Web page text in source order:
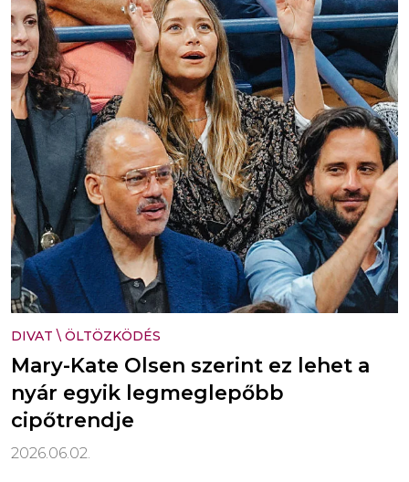
DIVAT \ ÖLTÖZKÖDÉS
Mary-Kate Olsen szerint ez lehet a
nyár egyik legmeglepőbb
cipőtrendje
2026.06.02.